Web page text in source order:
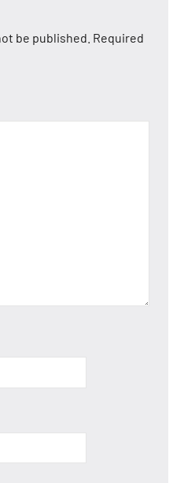
be published. Required